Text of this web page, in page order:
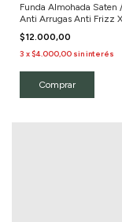
Funda Almohada Saten
Anti Arrugas Anti Frizz
Color Gris/Liso
$12.000,00
3 x$4.000,00 sin interés